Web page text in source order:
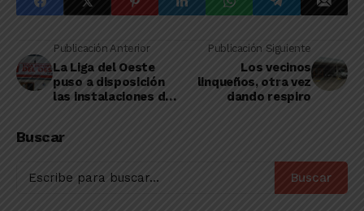
Publicación Anterior
La Liga del Oeste
puso a disposición
las instalaciones de
coronavirus
Publicación Siguiente
Los vecinos
linqueños, otra vez
dando respiro
Buscar
Buscar